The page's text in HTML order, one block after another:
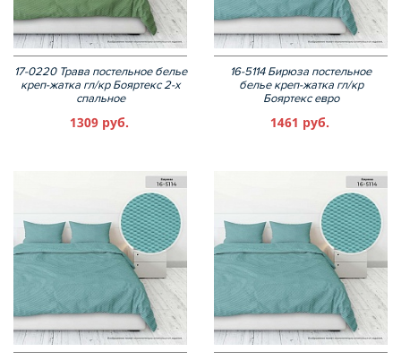
17-0220 Трава постельное белье
креп-жатка гл/кр Бояртекс 2-х
спальное
1309 руб.
16-5114 Бирюза постельное
белье креп-жатка гл/кр
Бояртекс евро
1461 руб.